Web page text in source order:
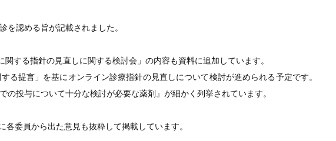
を認める旨が記載されました。
する指針の見直しに関する検討会」の内容も資料に追加しています。
提言」を基にオンライン診療指針の見直しについて検討が進められる予定です。
投与について十分な検討が必要な薬剤』が細かく列挙されています。
委員から出た意見も抜粋して掲載しています。